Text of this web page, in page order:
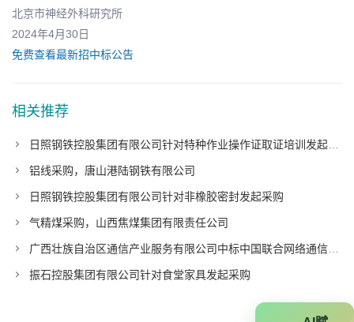
北京市神经外科研究所
2024年4月30日
免费查看最新招中标公告
相关推荐
日照钢铁控股集团有限公司针对特种作业操作证取证培训发起采购
铝线采购，唐山港陆钢铁有限公司
日照钢铁控股集团有限公司针对非橡胶密封发起采购
气精煤采购，山西焦煤集团有限责任公司
广西壮族自治区通信产业服务有限公司中标中国联合网络通信有限公司广东省分公司项目
振石控股集团有限公司针对食堂家具发起采购